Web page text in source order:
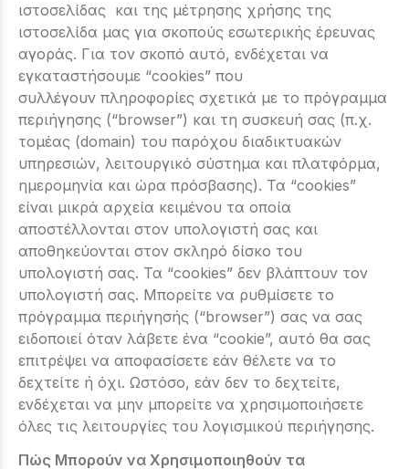
ιστοσελίδας και της μέτρησης χρήσης της
ιστοσελίδα μας για σκοπούς εσωτερικής έρευνας
αγοράς. Για τον σκοπό αυτό, ενδέχεται να
εγκαταστήσουμε “cookies” που
συλλέγουν πληροφορίες σχετικά με το πρόγραμμα
περιήγησης (“browser”) και τη συσκευή σας (π.χ.
τομέας (domain) του παρόχου διαδικτυακών
υπηρεσιών, λειτουργικό σύστημα και πλατφόρμα,
ημερομηνία και ώρα πρόσβασης). Τα “cookies”
είναι μικρά αρχεία κειμένου τα οποία
αποστέλλονται στον υπολογιστή σας και
αποθηκεύονται στον σκληρό δίσκο του
υπολογιστή σας. Τα “cookies” δεν βλάπτουν τον
υπολογιστή σας. Μπορείτε να ρυθμίσετε το
πρόγραμμα περιήγησής (“browser”) σας να σας
ειδοποιεί όταν λάβετε ένα “cookie”, αυτό θα σας
επιτρέψει να αποφασίσετε εάν θέλετε να το
δεχτείτε ή όχι. Ωστόσο, εάν δεν το δεχτείτε,
ενδέχεται να μην μπορείτε να χρησιμοποιήσετε
όλες τις λειτουργίες του λογισμικού περιήγησης.
Πώς Μπορούν να Χρησιμοποιηθούν τα